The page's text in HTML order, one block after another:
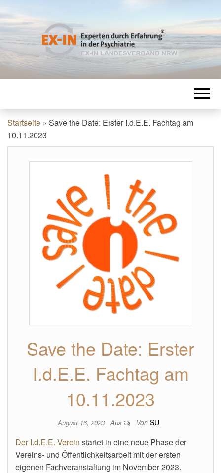
EXPERTEN
DURCH
ERFAHRUNG
IN DER
PSYCHIATRIE
EX-IN Landesverband NRW
Startseite » Save the Date: Erster I.d.E.E. Fachtag am
10.11.2023
Save the Date: Erster
I.d.E.E. Fachtag am
10.11.2023
August 16, 2023 Aus Von SU
Der I.d.E.E. Verein startet in eine neue Phase der
Vereins- und Öffentlichkeitsarbeit mit der ersten
eigenen Fachveranstaltung im November 2023.